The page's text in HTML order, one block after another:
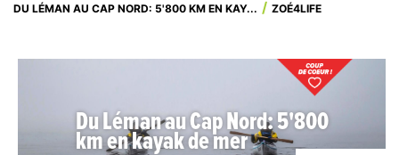
DU LÉMAN AU CAP NORD: 5'800 KM EN KAY...
ZOÉ4LIFE
Du Léman au Cap Nord: 5'800
km en kayak de mer